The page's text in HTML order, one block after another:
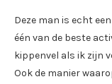
Deze man is echt
één van de beste
kippenvel als ik zijn
Ook de manier